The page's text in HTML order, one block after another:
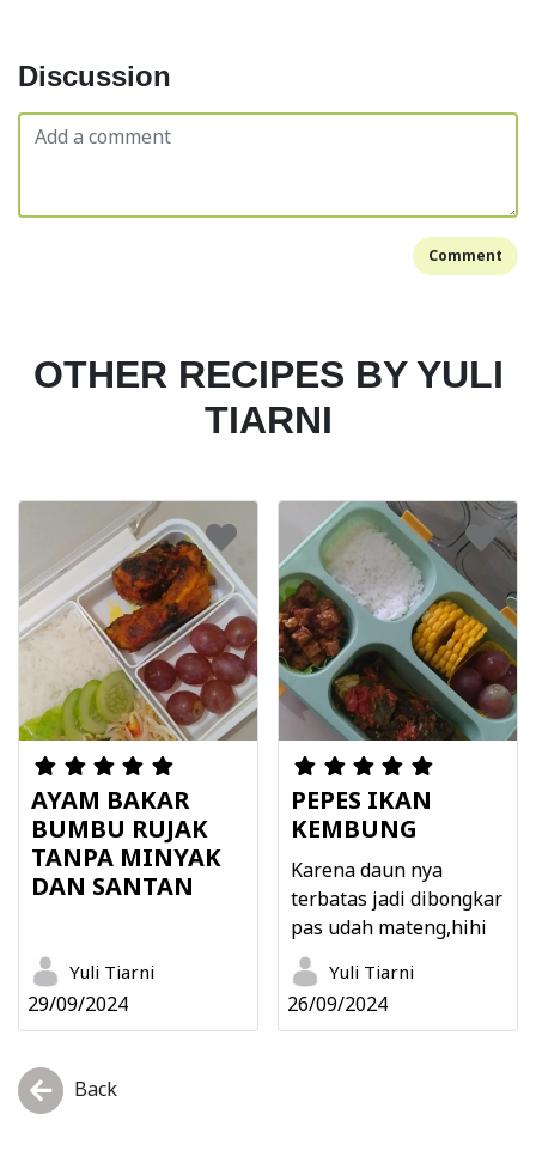
Discussion
Comment
OTHER RECIPES BY YULI
TIARNI
AYAM BAKAR
BUMBU RUJAK
TANPA MINYAK
DAN SANTAN
Yuli Tiarni
29/09/2024
PEPES IKAN
KEMBUNG
Karena daun nya
terbatas jadi dibongkar
pas udah mateng,hihi
Yuli Tiarni
26/09/2024
Back